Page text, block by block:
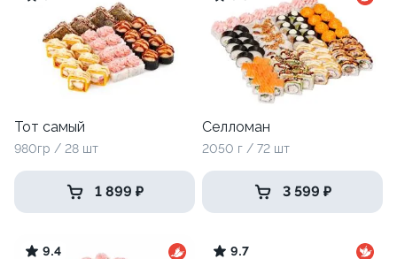
Тот самый
980гр / 28 шт
1 899 ₽
Селломан
2050 г / 72 шт
3 599 ₽
9.4 9.7